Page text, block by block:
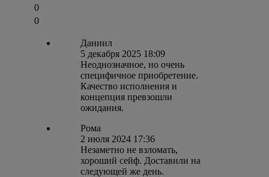
0
0
Даниил
5 декабря 2025 18:09
Неоднозначное, но очень
специфичное приобретение.
Качество исполнения и
концепция превзошли
ожидания.
Рома
2 июля 2024 17:36
Незаметно не взломать,
хороший сейф. Доставили на
следующей же день.